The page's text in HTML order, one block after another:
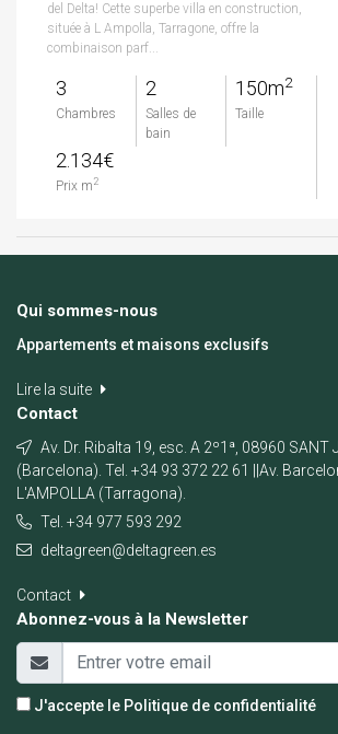
del Delta! Cette superbe villa en construction,
située à L Ampolla, Tarragone, offre la
combinaison parf...
3
Chambres
2
Salles de
bain
150m2
Taille
2.134€
Prix m 2
Qui sommes-nous
Appartements et maisons exclusifs
Lire la suite
Contact
Av. Dr. Ribalta 19, esc. A 2º1ª, 08960 SANT
(Barcelona). Tel. +34 93 372 22 61 ||Av.
L'AMPOLLA (Tarragona).
Tel. +34 977 593 292
deltagreen@deltagreen.es
Contact
Abonnez-vous à la Newsletter
J'accepte le Politique de confidentialité